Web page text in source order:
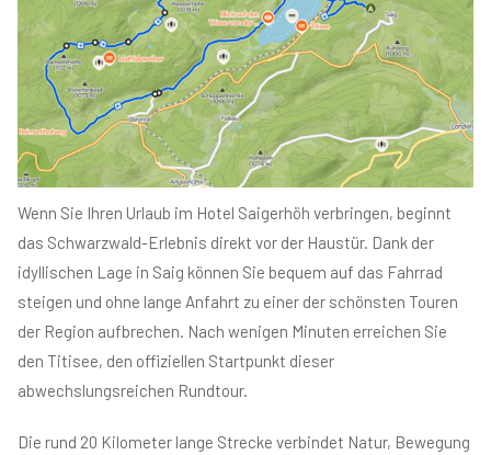
Wenn Sie Ihren Urlaub im Hotel Saigerhöh verbringen, beginnt
das Schwarzwald-Erlebnis direkt vor der Haustür. Dank der
idyllischen Lage in Saig können Sie bequem auf das Fahrrad
steigen und ohne lange Anfahrt zu einer der schönsten Touren
der Region aufbrechen. Nach wenigen Minuten erreichen Sie
den Titisee, den offiziellen Startpunkt dieser
abwechslungsreichen Rundtour.
Die rund 20 Kilometer lange Strecke verbindet Natur, Bewegung